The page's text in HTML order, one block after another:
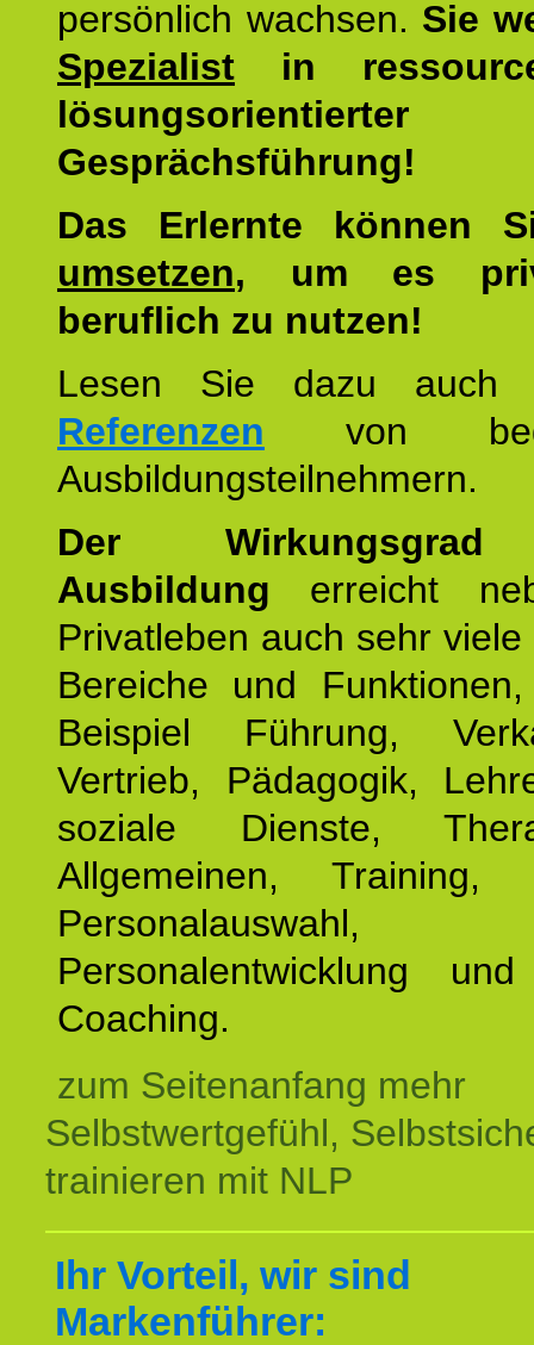
persönlich wachsen. Sie
Spezialist in
lösungsorientierter
Gesprächsführung!
Das Erlernte können
umsetzen, um es
beruflich zu nutzen!
Lesen Sie dazu
Referenzen von
Ausbildungsteilnehmern.
Der
Ausbildung erreicht
Privatleben auch sehr
Bereiche und
Beispiel Führung,
Vertrieb, Pädagogik,
soziale Dienste,
Allgemeinen, Training,
Personalauswahl,
Personalentwicklung
Coaching.
zum Seitenanfang mehr
Selbstwertgefühl,
trainieren mit NLP
Ihr Vorteil, wir sind
Markenführer: